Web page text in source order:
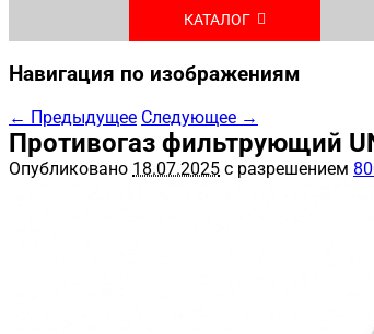
КАТАЛОГ
Навигация по изображениям
← Предыдущее Следующее →
Противогаз фильтрующий
Опубликовано 18.07.2025 с разрешением